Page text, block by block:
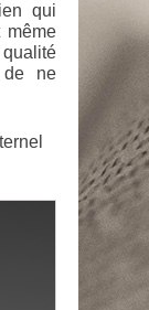
qui
même
de ne